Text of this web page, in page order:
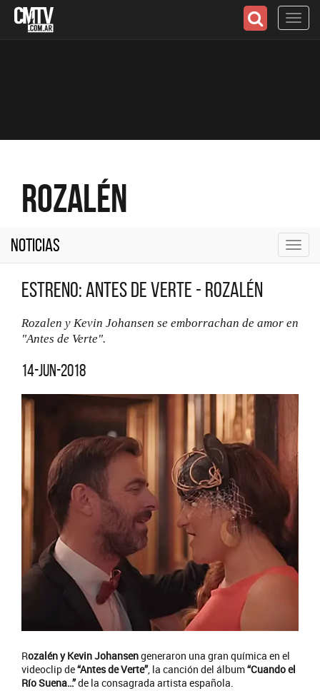
Rozalén
Noticias
Estreno: Antes de Verte - Rozalén
Rozalen y Kevin Johansen se emborrachan de amor en
"Antes de Verte".
14-jun-2018
Rozalén y Kevin Johansengeneraron una gran química en el
videoclip de“Antes de Verte”, la canción del álbum“Cuando el
Río Suena…”de la consagrada artista española.